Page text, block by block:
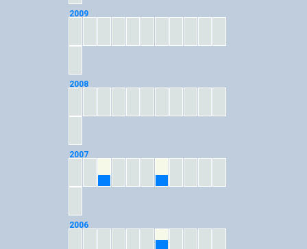
2009
2008
2007
2006